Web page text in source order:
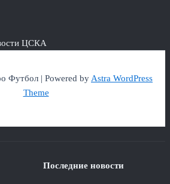
ЦСКА
Футбол | Powered byAstra WordPress
Theme
Последние новости